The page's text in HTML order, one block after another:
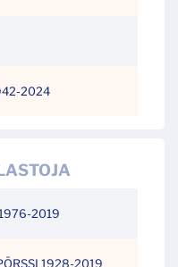
2024
2019
1928-2019